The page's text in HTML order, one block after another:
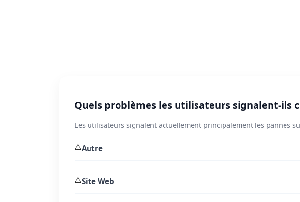
Quels problèmes les utilisateurs signalent-ils
Les utilisateurs signalent actuellement principalement les pannes
⚠️Autre
⚠️Site Web